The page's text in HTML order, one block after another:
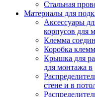
Стальная
Материалы для
Аксессуары
корпусов для
Клемма
Коробка
Крышка для
для монтажа в
стене и в